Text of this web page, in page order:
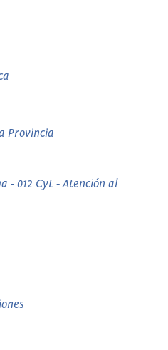
Provincia
- 012 CyL - Atención al